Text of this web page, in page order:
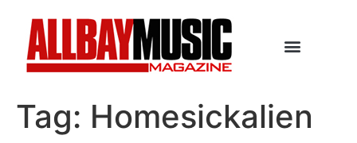
Tag: Homesickalien